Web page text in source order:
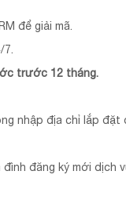
để giải mã.
trước 12 tháng.
nhập địa chỉ lắp đặt
đăng ký mới dịch